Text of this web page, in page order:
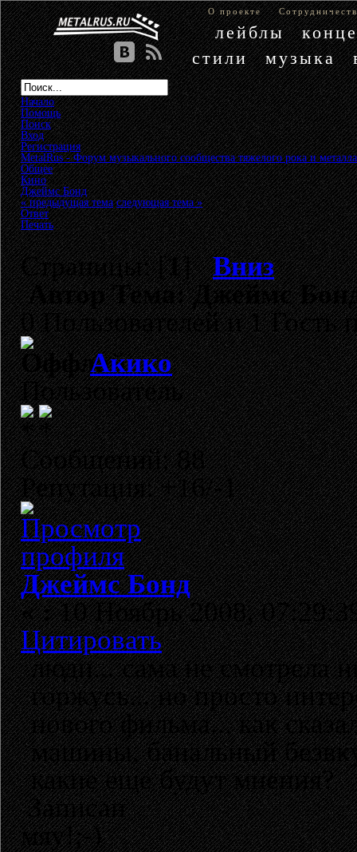
О проекте
лейблы
стили
музыка
Начало
Помощь
Поиск
Вход
Регистрация
MetalRus - Форум музыкального сообщества тяжелого рока и металла
Общее»
Кино»
Джеймс Бонд
« предыдущая тема следующая тема »
Ответ
Печать
Страницы: [1]Вниз
АвторТема: Джеймс
0 Пользователей и 1 Гость
Акико
Пользователь
Сообщений: 88
Репутация: +16/-1
Джеймс Бонд
«:10 Ноябрь 2008,
Цитировать
люди... сама не смотрела
горжусь... но просто
нового фильма... как
машины, банальный
какие еще будут мнения?
Записан
мяу!;-)